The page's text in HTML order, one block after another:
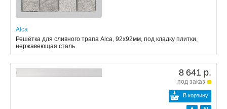
Alca
Решётка для сливного трапа Alca, 92x92мм, под кладку плитки,
нержавеющая сталь
8 641 р.
под заказ
В корзину